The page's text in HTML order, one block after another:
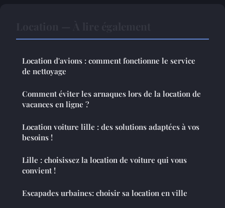
Location d'avions : comment fonctionne le service
de nettoyage
Comment éviter les arnaques lors de la location de
vacances en ligne ?
Location voiture lille : des solutions adaptées à vos
besoins !
Lille : choisissez la location de voiture qui vous
convient !
Escapades urbaines: choisir sa location en ville